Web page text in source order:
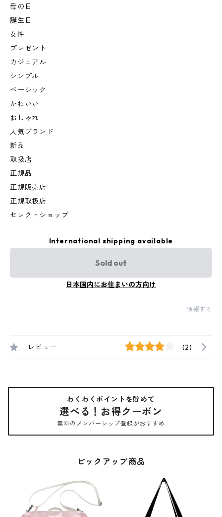
母の日
誕生日
女性
プレゼント
カジュアル
シンプル
ベーシック
かわいい
おしゃれ
人気ブランド
新品
取扱店
正規品
正規販売店
正規取扱店
セレクトショップ
International shipping available
Sold out
日本国内にお住まいの方向け
通報する
レビュー (2)
わくわくポイントを貯めて
選べる！お得クーポン
無料のメンバーシップ登録がおすすめ
ピックアップ商品